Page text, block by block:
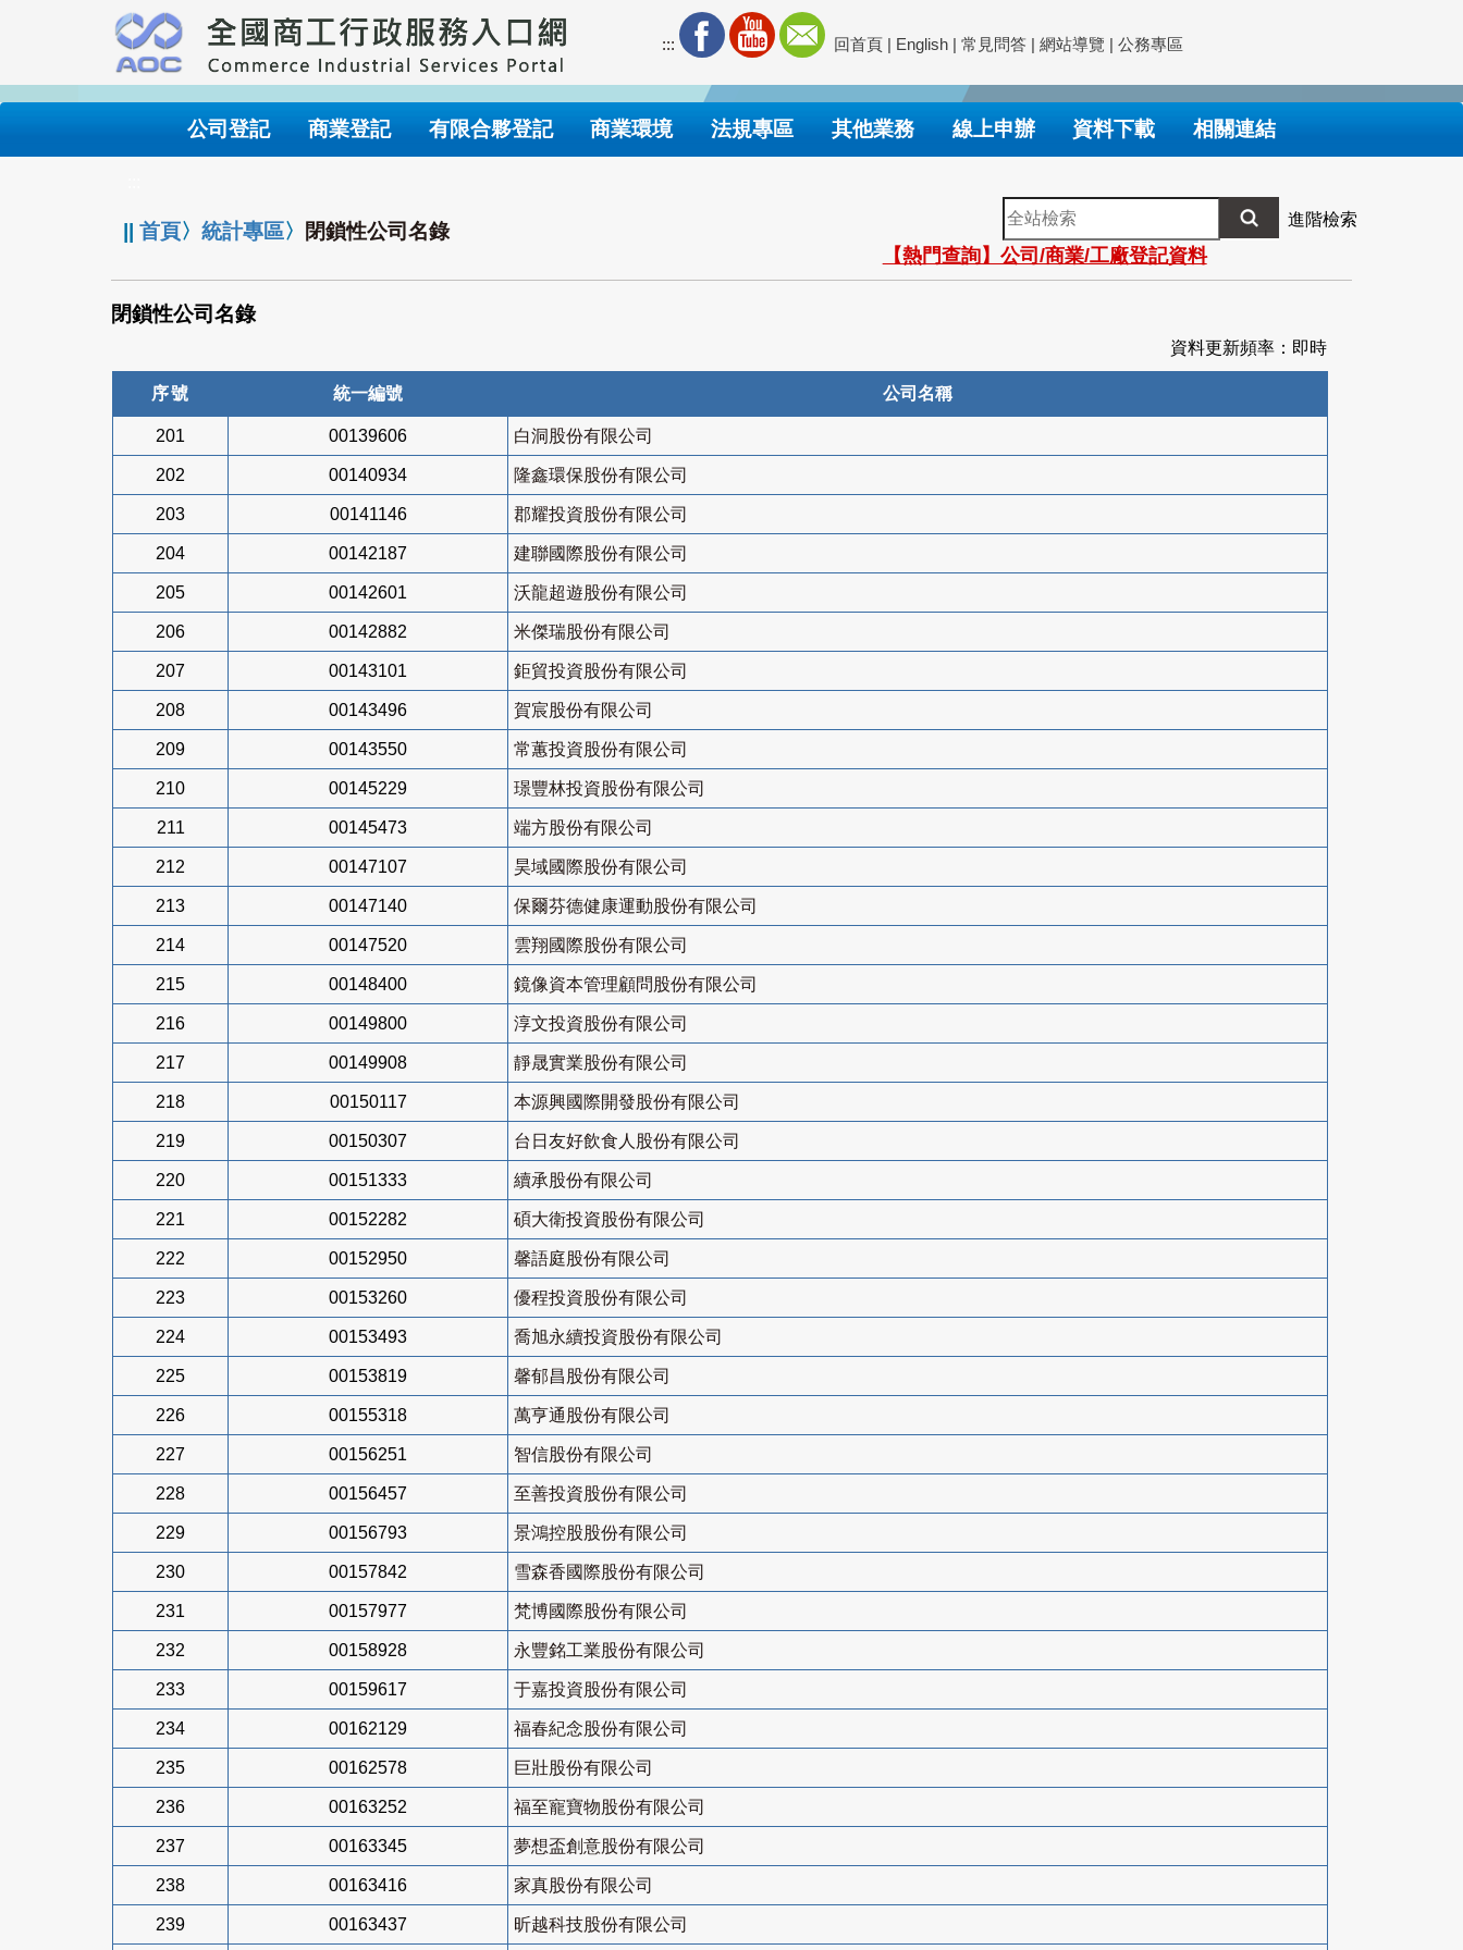
要
內
::: 回首頁 | English | 常見問答 | 網站導覽 | 公務專區
公司登記 商業登記 有限合夥登記 商業環境 法規專區 其他業務 線上申辦 資料下載 相關連結
||首頁〉統計專區〉 閉鎖性公司名錄
全
站
檢
索
進階檢索
【熱門查詢】公司/商業/工廠登記資料
閉鎖性公司名錄
資料更新頻率：即時
序號 統一編號 公司名稱
201 00139606 白洞股份有限公司
202 00140934 隆鑫環保股份有限公司
203 00141146 郡耀投資股份有限公司
204 00142187 建聯國際股份有限公司
205 00142601 沃龍超遊股份有限公司
206 00142882 米傑瑞股份有限公司
207 00143101 鉅貿投資股份有限公司
208 00143496 賀宸股份有限公司
209 00143550 常蕙投資股份有限公司
210 00145229 璟豐林投資股份有限公司
211 00145473 端方股份有限公司
212 00147107 昊域國際股份有限公司
213 00147140 保爾芬德健康運動股份有限公司
214 00147520 雲翔國際股份有限公司
215 00148400 鏡像資本管理顧問股份有限公司
216 00149800 淳文投資股份有限公司
217 00149908 靜晟實業股份有限公司
218 00150117 本源興國際開發股份有限公司
219 00150307 台日友好飲食人股份有限公司
220 00151333 續承股份有限公司
221 00152282 碩大衛投資股份有限公司
222 00152950 馨語庭股份有限公司
223 00153260 優程投資股份有限公司
224 00153493 喬旭永續投資股份有限公司
225 00153819 馨郁昌股份有限公司
226 00155318 萬亨通股份有限公司
227 00156251 智信股份有限公司
228 00156457 至善投資股份有限公司
229 00156793 景鴻控股股份有限公司
230 00157842 雪森香國際股份有限公司
231 00157977 梵博國際股份有限公司
232 00158928 永豐銘工業股份有限公司
233 00159617 于嘉投資股份有限公司
234 00162129 福春紀念股份有限公司
235 00162578 巨壯股份有限公司
236 00163252 福至寵寶物股份有限公司
237 00163345 夢想盃創意股份有限公司
238 00163416 家真股份有限公司
239 00163437 昕越科技股份有限公司